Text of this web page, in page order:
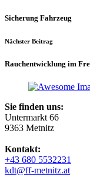
Sicherung Fahrzeug
Nächster Beitrag
Rauchentwicklung im
Sie finden uns:
Untermarkt 66
9363 Metnitz
Kontakt:
+43 680 5532231
kdt@ff-metnitz.at